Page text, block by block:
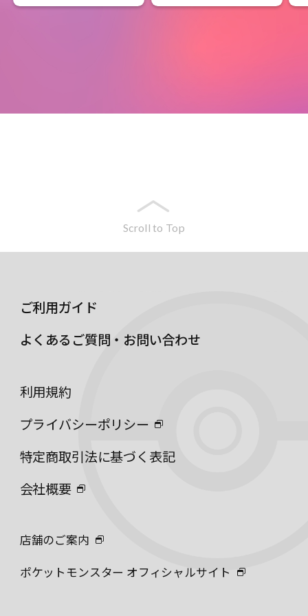
Scroll to Top
ご利用ガイド
よくあるご質問・お問い合わせ
利用規約
プライバシーポリシー
特定商取引法に基づく表記
会社概要
店舗のご案内
ポケットモンスター オフィシャルサイト